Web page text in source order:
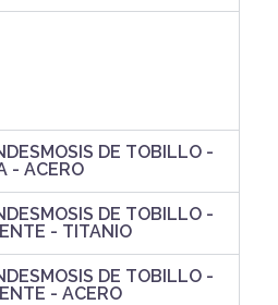
DE TOBILLO -
- ACERO
DE TOBILLO -
- TITANIO
DE TOBILLO -
- ACERO